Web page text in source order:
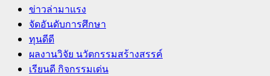
ข่าวล่ามาแรง
จัดอันดับการศึกษา
ทุนดีดี
ผลงานวิจัย นวัตกรรมสร้างสรรค์
เรียนดี กิจกรรมเด่น